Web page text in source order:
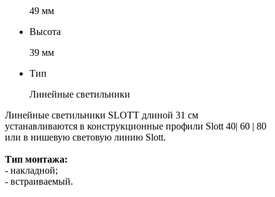
49 мм
Высота
39 мм
Тип
Линейные светильники
Линейные светильники SLOTT длиной 31 см
устанавливаются в конструкционные профили Slott 40| 60 | 80
или в нишевую световую линию Slott.
Тип монтажа:
- накладной;
- встраиваемый.